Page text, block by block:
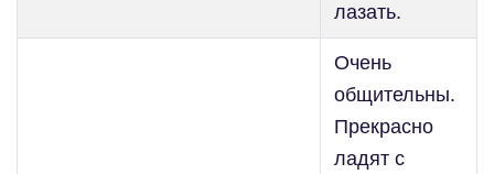
лазать.
Очень
общительны.
Прекрасно
ладят с